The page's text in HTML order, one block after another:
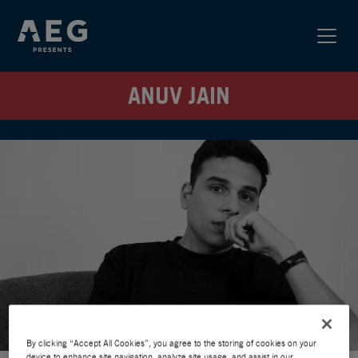
ANUV JAIN
By clicking “Accept All Cookies”, you agree to the storing of cookies on your